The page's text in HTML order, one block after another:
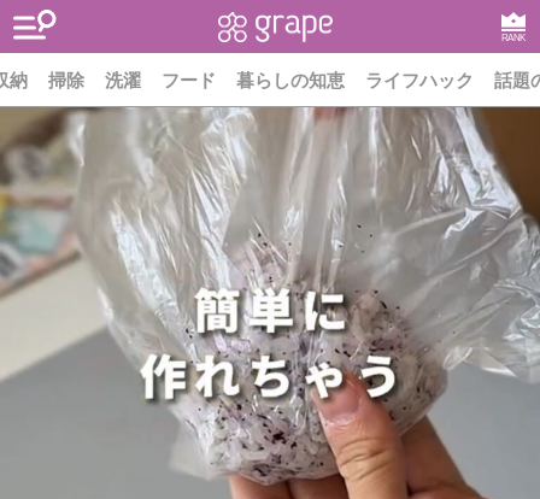
RANK
納 掃除 洗濯 フード 暮らしの知恵 ライフハック 話題